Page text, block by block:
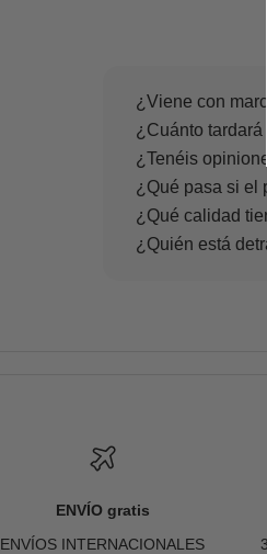
¿Viene con
¿Cuánto
¿Tenéis
¿Qué pasa si el
¿Qué calidad
¿Quién está
ENVÍO gratis
ENVÍOS INTERNACIONALES